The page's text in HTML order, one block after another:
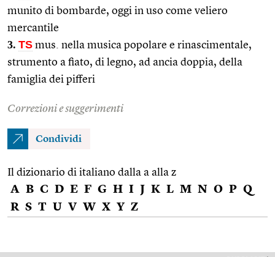
munito di bombarde, oggi in uso come veliero
mercantile
3. TS mus. nella musica popolare e rinascimentale,
strumento a fiato, di legno, ad ancia doppia, della
famiglia dei pifferi
Correzioni e suggerimenti
Condividi
Il dizionario di italiano dalla a alla z
A B C D E F G H I J K L M N O P Q
R S T U V W X Y Z